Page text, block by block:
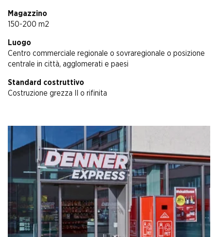
Magazzino
150-200 m2
Luogo
Centro commerciale regionale o sovraregionale o posizione
centrale in città, agglomerati e paesi
Standard costruttivo
Costruzione grezza II o rifinita